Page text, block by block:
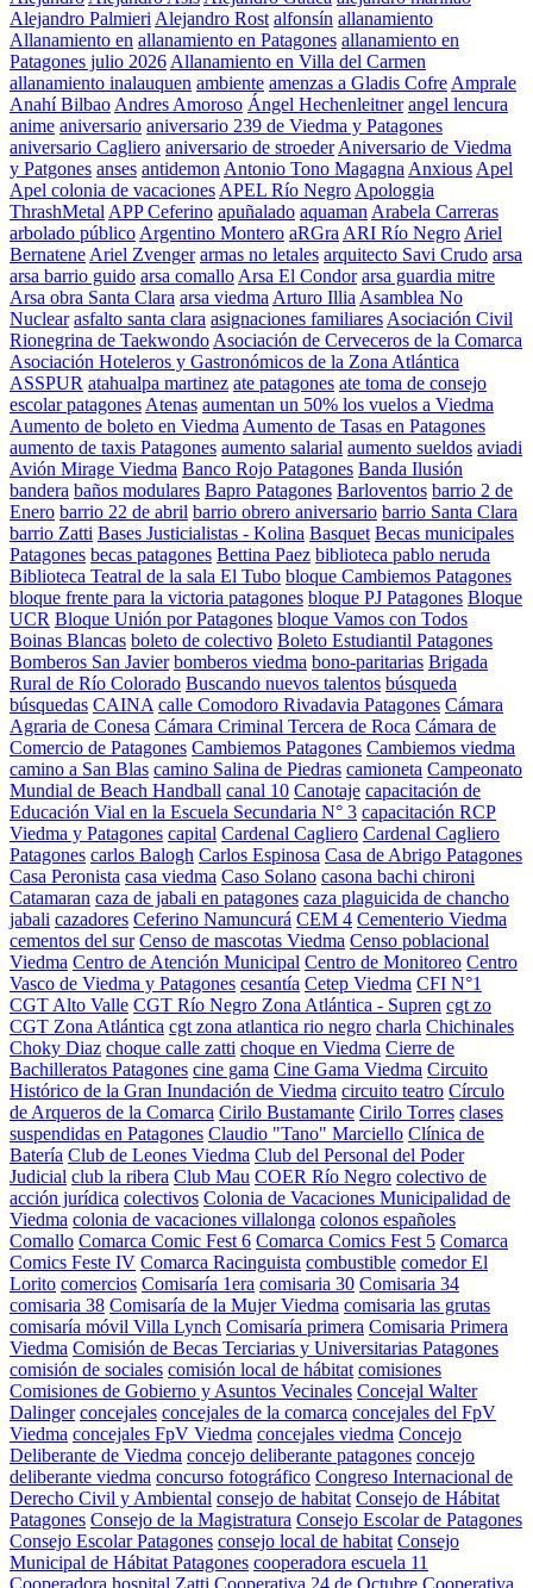
Alejandro Palmieri Alejandro Rost alfonsín allanamiento
Allanamiento en allanamiento en Patagones allanamiento en
Patagones julio 2026 Allanamiento en Villa del Carmen
allanamiento inalauquen ambiente amenzas a Gladis Cofre Amprale
Anahí Bilbao Andres Amoroso Ángel Hechenleitner angel lencura
anime aniversario aniversario 239 de Viedma y Patagones
aniversario Cagliero aniversario de stroeder Aniversario de Viedma
y Patgones anses antidemon Antonio Tono Magagna Anxious Apel
Apel colonia de vacaciones APEL Río Negro Apologgia
ThrashMetal APP Ceferino apuñalado aquaman Arabela Carreras
arbolado público Argentino Montero aRGra ARI Río Negro Ariel
Bernatene Ariel Zvenger armas no letales arquitecto Savi Crudo arsa
arsa barrio guido arsa comallo Arsa El Condor arsa guardia mitre
Arsa obra Santa Clara arsa viedma Arturo Illia Asamblea No
Nuclear asfalto santa clara asignaciones familiares Asociación Civil
Rionegrina de Taekwondo Asociación de Cerveceros de la Comarca
Asociación Hoteleros y Gastronómicos de la Zona Atlántica
ASSPUR atahualpa martinez ate patagones ate toma de consejo
escolar patagones Atenas aumentan un 50% los vuelos a Viedma
Aumento de boleto en Viedma Aumento de Tasas en Patagones
aumento de taxis Patagones aumento salarial aumento sueldos aviadi
Avión Mirage Viedma Banco Rojo Patagones Banda Ilusión
bandera baños modulares Bapro Patagones Barloventos barrio 2 de
Enero barrio 22 de abril barrio obrero aniversario barrio Santa Clara
barrio Zatti Bases Justicialistas - Kolina Basquet Becas municipales
Patagones becas patagones Bettina Paez biblioteca pablo neruda
Biblioteca Teatral de la sala El Tubo bloque Cambiemos Patagones
bloque frente para la victoria patagones bloque PJ Patagones Bloque
UCR Bloque Unión por Patagones bloque Vamos con Todos
Boinas Blancas boleto de colectivo Boleto Estudiantil Patagones
Bomberos San Javier bomberos viedma bono-paritarias Brigada
Rural de Río Colorado Buscando nuevos talentos búsqueda
búsquedas CAINA calle Comodoro Rivadavia Patagones Cámara
Agraria de Conesa Cámara Criminal Tercera de Roca Cámara de
Comercio de Patagones Cambiemos Patagones Cambiemos viedma
camino a San Blas camino Salina de Piedras camioneta Campeonato
Mundial de Beach Handball canal 10 Canotaje capacitación de
Educación Vial en la Escuela Secundaria N° 3 capacitación RCP
Viedma y Patagones capital Cardenal Cagliero Cardenal Cagliero
Patagones carlos Balogh Carlos Espinosa Casa de Abrigo Patagones
Casa Peronista casa viedma Caso Solano casona bachi chironi
Catamaran caza de jabali en patagones caza plaguicida de chancho
jabali cazadores Ceferino Namuncurá CEM 4 Cementerio Viedma
cementos del sur Censo de mascotas Viedma Censo poblacional
Viedma Centro de Atención Municipal Centro de Monitoreo Centro
Vasco de Viedma y Patagones cesantía Cetep Viedma CFI N°1
CGT Alto Valle CGT Río Negro Zona Atlántica - Supren cgt zo
CGT Zona Atlántica cgt zona atlantica rio negro charla Chichinales
Choky Diaz choque calle zatti choque en Viedma Cierre de
Bachilleratos Patagones cine gama Cine Gama Viedma Circuito
Histórico de la Gran Inundación de Viedma circuito teatro Círculo
de Arqueros de la Comarca Cirilo Bustamante Cirilo Torres clases
suspendidas en Patagones Claudio "Tano" Marciello Clínica de
Batería Club de Leones Viedma Club del Personal del Poder
Judicial club la ribera Club Mau COER Río Negro colectivo de
acción jurídica colectivos Colonia de Vacaciones Municipalidad de
Viedma colonia de vacaciones villalonga colonos españoles
Comallo Comarca Comic Fest 6 Comarca Comics Fest 5 Comarca
Comics Feste IV Comarca Racinguista combustible comedor El
Lorito comercios Comisaría 1era comisaria 30 Comisaria 34
comisaria 38 Comisaría de la Mujer Viedma comisaria las grutas
comisaría móvil Villa Lynch Comisaría primera Comisaria Primera
Viedma Comisión de Becas Terciarias y Universitarias Patagones
comisión de sociales comisión local de hábitat comisiones
Comisiones de Gobierno y Asuntos Vecinales Concejal Walter
Dalinger concejales concejales de la comarca concejales del FpV
Viedma concejales FpV Viedma concejales viedma Concejo
Deliberante de Viedma concejo deliberante patagones concejo
deliberante viedma concurso fotográfico Congreso Internacional de
Derecho Civil y Ambiental consejo de habitat Consejo de Hábitat
Patagones Consejo de la Magistratura Consejo Escolar de Patagones
Consejo Escolar Patagones consejo local de habitat Consejo
Municipal de Hábitat Patagones cooperadora escuela 11
Cooperadora hospital Zatti Cooperativa 24 de Octubre Cooperativa